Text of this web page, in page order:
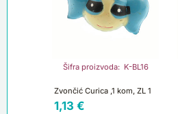
Šifra proizvoda: K-BL16
Zvončić Curica ,1 kom, ZL 1
1,13 €